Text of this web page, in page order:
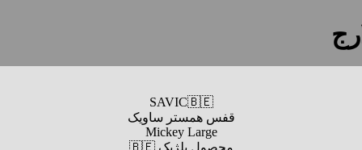
SAVIC🇧🇪
قفس همستر ساویک
Mickey Large
محصول بلژیک 🇧🇪